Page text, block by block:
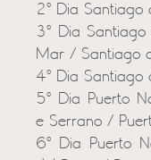
2º Dia Santiago
3º Dia
Mar / Santiago
4º Dia Santiago
5º Dia Puerto
e Serrano /
6º Dia Puerto